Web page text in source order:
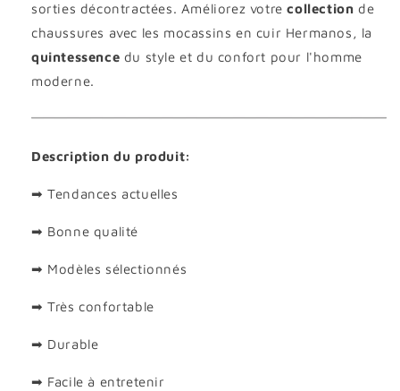
sorties décontractées. Améliorez votrecollection de
chaussures avec les mocassins en cuir Hermanos, la
quintessence du style et du confort pour l'homme
moderne.
Description du produit:
➡ Tendances actuelles
➡ Bonne qualité
➡ Modèles sélectionnés
➡ Très confortable
➡ Durable
➡ Facile à entretenir